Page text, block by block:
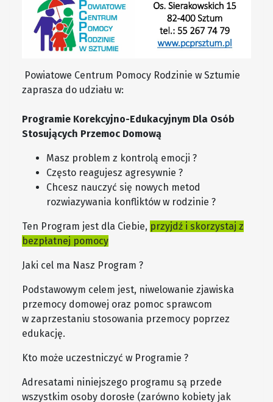
Powiatowe Centrum Pomocy Rodzinie w Sztumie
zaprasza do udziału w:
Programie Korekcyjno-Edukacyjnym Dla Osób
Stosujących Przemoc Domową
Masz problem z kontrolą emocji ?
Często reagujesz agresywnie ?
Chcesz nauczyć się nowych metod
rozwiazywania konfliktów w rodzinie ?
Ten Program jest dla Ciebie, przyjdź i skorzystaj z
bezpłatnej pomocy
Jaki cel ma Nasz Program ?
Podstawowym celem jest, niwelowanie zjawiska
przemocy domowej oraz pomoc sprawcom
w zaprzestaniu stosowania przemocy poprzez
edukację.
Kto może uczestniczyć w Programie ?
Adresatami niniejszego programu są przede
wszystkim osoby dorosłe (zarówno kobiety jak